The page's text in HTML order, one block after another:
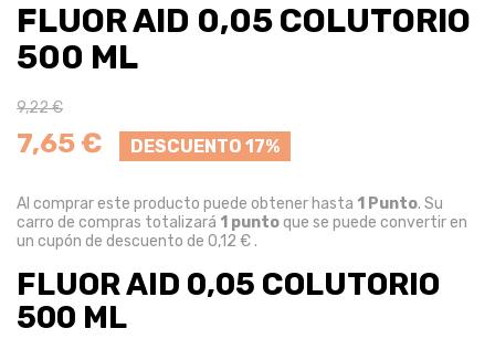
FLUOR AID 0,05 COLUTORIO
500 ML
9,22 €
7,65 € DESCUENTO 17%
Al comprar este producto puede obtener hasta 1 Punto. Su
carro de compras totalizará 1 puntoque se puede convertir en
un cupón de descuento de 0,12 €.
FLUOR AID 0,05 COLUTORIO
500 ML